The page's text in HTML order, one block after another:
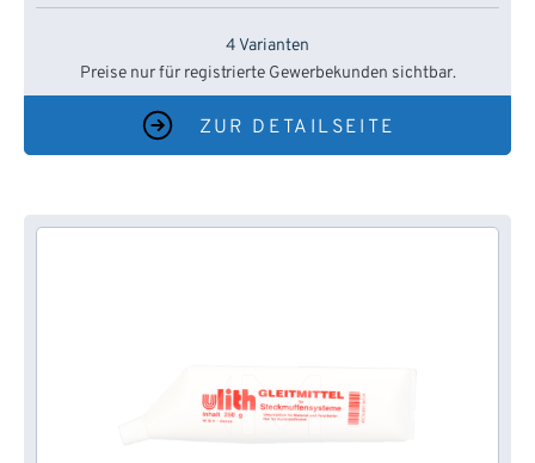
4 Varianten
Preise nur für registrierte Gewerbekunden sichtbar.
ZUR DETAILSEITE